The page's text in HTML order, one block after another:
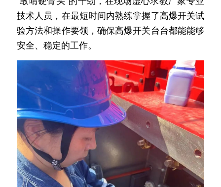
技术人员，在最短时间内熟练掌握了高爆开关试
验方法和操作要领，确保高爆开关台台都能能够
安全、稳定的工作。